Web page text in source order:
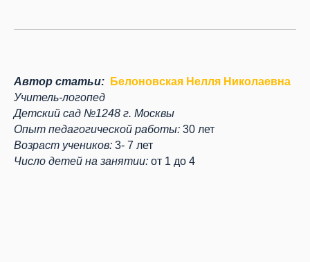
Автор статьи:
Белоновская Нелля Николаевна
Учитель-логопед
Детский сад №1248 г. Москвы
Опыт педагогической работы: 30 лет
Возраст учеников: 3- 7 лет
Число детей на занятии: от 1 до 4